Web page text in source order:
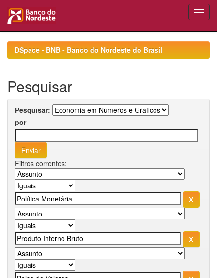
navigationDSpace - BNB - Banco do Nordeste do Brasil
Pesquisar
Pesquisar:
por
Filtros correntes: